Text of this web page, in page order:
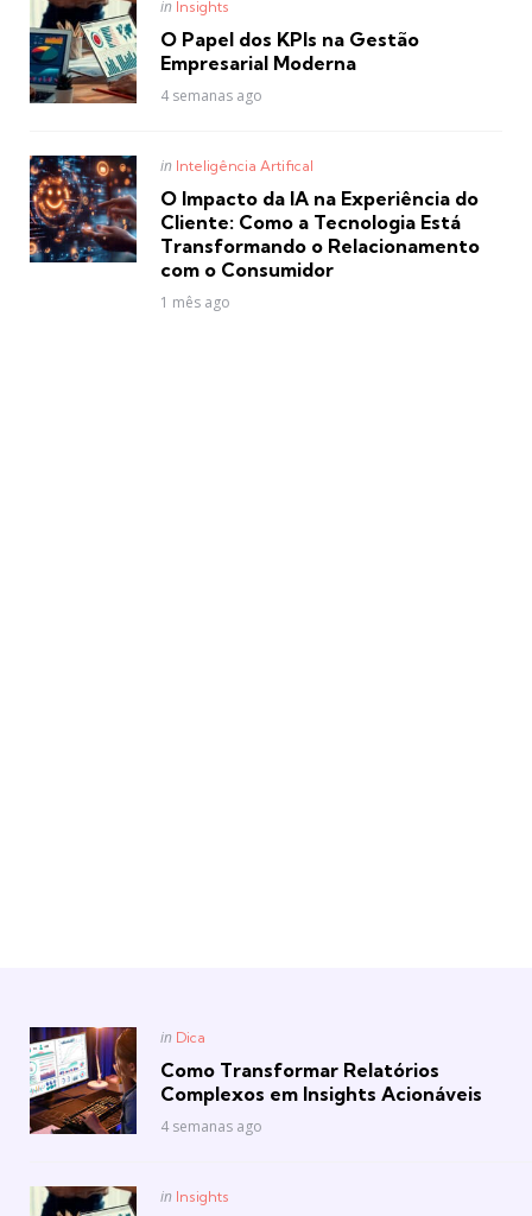
Posted
in Insights
O Papel dos KPIs na Gestão
Empresarial Moderna
4 semanas ago
Posted
in Inteligência Artifical
O Impacto da IA na Experiência do
Cliente: Como a Tecnologia Está
Transformando o Relacionamento
com o Consumidor
1 mês ago
Posted
in Dica
Como Transformar Relatórios
Complexos em Insights Acionáveis
4 semanas ago
Posted
in Insights